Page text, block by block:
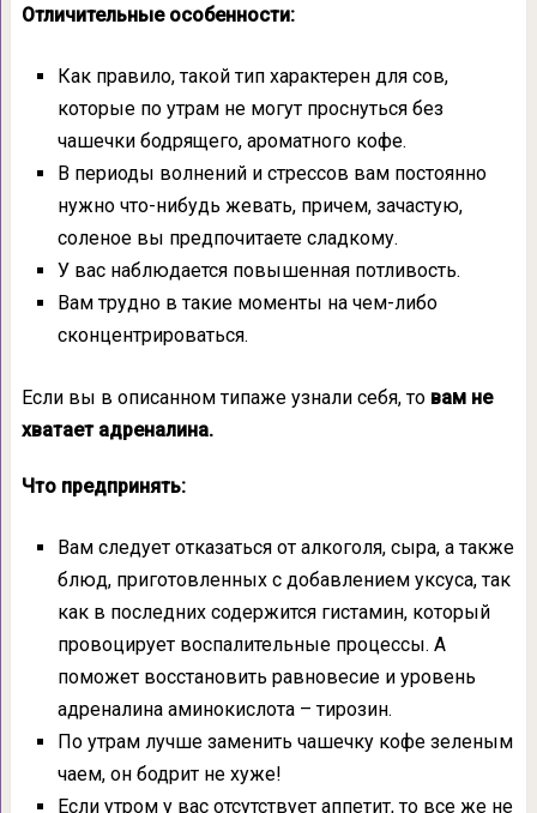
Отличительные особенности:
Как правило, такой тип характерен для сов,
которые по утрам не могут проснуться без
чашечки бодрящего, ароматного кофе.
В периоды волнений и стрессов вам постоянно
нужно что-нибудь жевать, причем, зачастую,
соленое вы предпочитаете сладкому.
У вас наблюдается повышенная потливость.
Вам трудно в такие моменты на чем-либо
сконцентрироваться.
Если вы в описанном типаже узнали себя, то вам не
хватает адреналина.
Что предпринять:
Вам следует отказаться от алкоголя, сыра, а также
блюд, приготовленных с добавлением уксуса, так
как в последних содержится гистамин, который
провоцирует воспалительные процессы. А
поможет восстановить равновесие и уровень
адреналина аминокислота – тирозин.
По утрам лучше заменить чашечку кофе зеленым
чаем, он бодрит не хуже!
Если утром у вас отсутствует аппетит, то все же не